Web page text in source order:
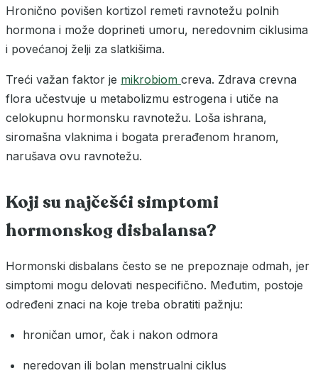
Hronično povišen kortizol remeti ravnotežu polnih
hormona i može doprineti umoru, neredovnim ciklusima
i povećanoj želji za slatkišima.
Treći važan faktor je mikrobiom creva. Zdrava crevna
flora učestvuje u metabolizmu estrogena i utiče na
celokupnu hormonsku ravnotežu. Loša ishrana,
siromašna vlaknima i bogata prerađenom hranom,
narušava ovu ravnotežu.
Koji su najčešći simptomi
hormonskog disbalansa?
Hormonski disbalans često se ne prepoznaje odmah, jer
simptomi mogu delovati nespecifično. Međutim, postoje
određeni znaci na koje treba obratiti pažnju:
hroničan umor, čak i nakon odmora
neredovan ili bolan menstrualni ciklus